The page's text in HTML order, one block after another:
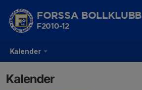
Kalender
FORSSA BOLLKLUBB
F2010-12
Kalender